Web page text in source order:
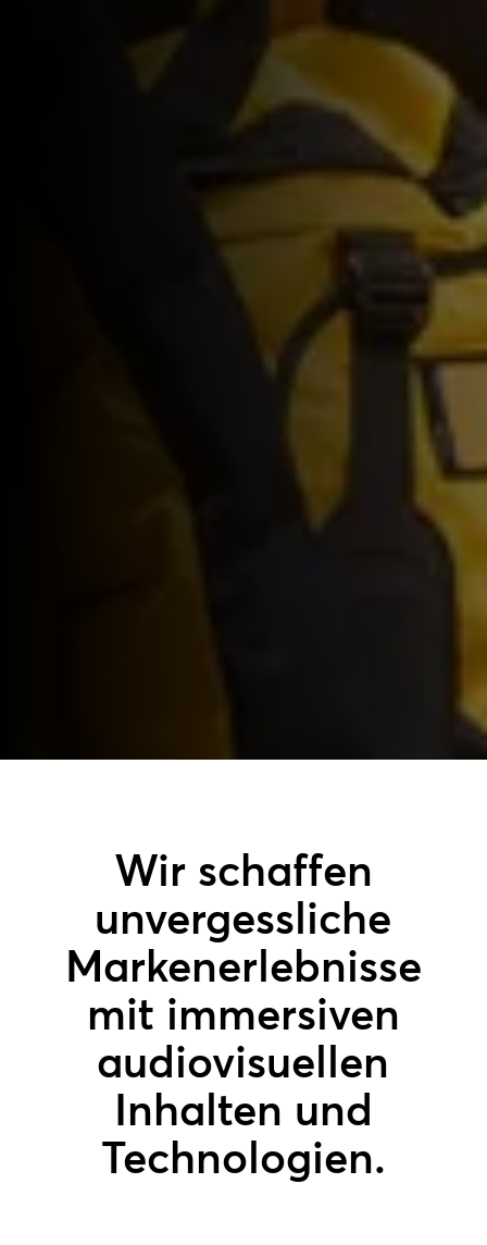
Wir schaffen
unvergessliche
Markenerlebnisse
mit immersiven
audiovisuellen
Inhalten und
Technologien.